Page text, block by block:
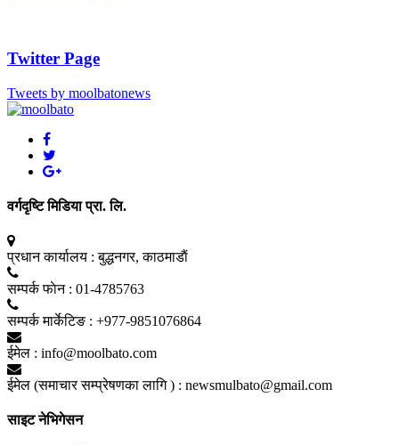
Twitter Page
Tweets by moolbatonews
वर्गदृष्टि मिडिया प्रा. लि.
प्रधान कार्यालय : बुद्धनगर, काठमाडाैं
सम्पर्क फाेन : 01-4785763
सम्पर्क मार्केटिङ : +977-9851076864
ईमेल : info@moolbato.com
ईमेल (समाचार सम्प्रेषणका लागि ) : newsmulbato@gmail.com
साइट नेभिगेसन